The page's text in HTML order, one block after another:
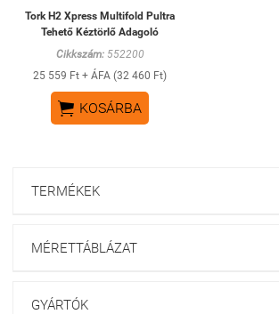
Tork H2 Xpress Multifold Pultra
Tehető Kéztörlő Adagoló
Cikkszám:552200
25 559 Ft + ÁFA (32 460 Ft)
 KOSÁRBA
TERMÉKEK
MÉRETTÁBLÁZAT
GYÁRTÓK